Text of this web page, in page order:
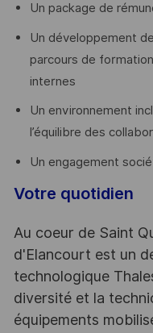
Un package de
Un développement
parcours de
internes
Un environnement
l’équilibre des
Un engagement
Votre quotidien
Au coeur de Saint
d'Elancourt est un
technologique
diversité et la
équipements